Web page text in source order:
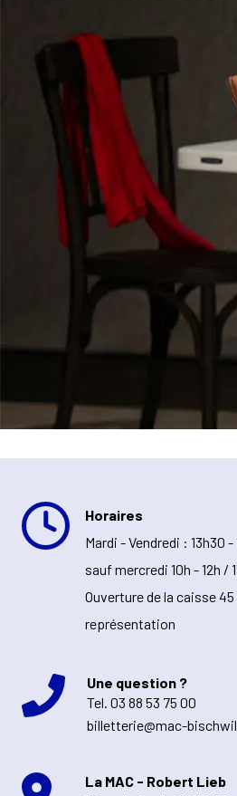
Horaires
Mardi - Vendredi : 13h30 -
sauf mercredi 10h - 12h /
Ouverture de la caisse
représentation
Une question ?
Tel. 03 88 53 75 00
billetterie@mac-
La MAC - Robert Lieb